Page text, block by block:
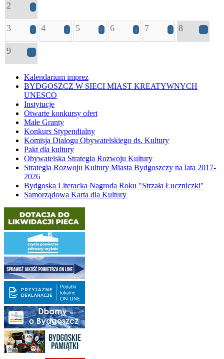
2 7
3 3 4 2 5 4 6 4 7 8 8 10
9 10
Kalendarium imprez
BYDGOSZCZ W SIECI MIAST KREATYWNYCH
UNESCO
Instytucje
Otwarte konkursy ofert
Małe Granty
Konkurs Stypendialny
Komisja Dialogu Obywatelskiego ds. Kultury
Pakt dla kultury
Obywatelska Strategia Rozwoju Kultury
Strategia Rozwoju Kultury Miasta Bydgoszczy na lata 2017-
2026
Bydgoska Literacka Nagroda Roku "Strzała Łuczniczki"
Samorządowa Karta dla Kultury